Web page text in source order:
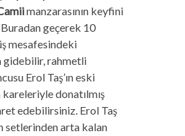
manzarasının keyfini
geçerek 10
mesafesindeki
gidebilir, rahmetli
Erol Taş’ın eski
donatılmış
edebilirsiniz. Erol Taş
setlerinden arta kalan